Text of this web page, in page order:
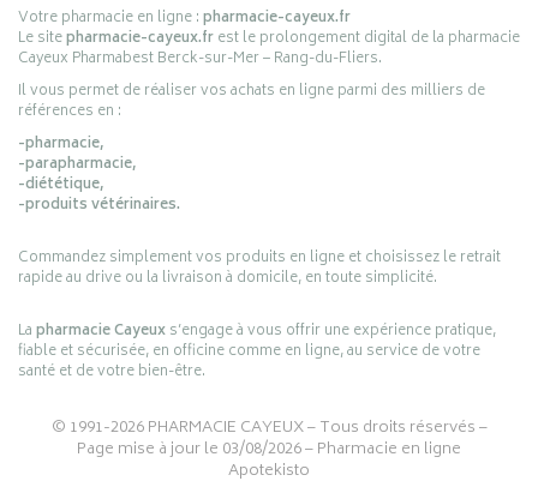
Votre pharmacie en ligne :pharmacie-cayeux.fr
Le sitepharmacie-cayeux.frest le prolongement digital de la pharmacie
Cayeux Pharmabest Berck-sur-Mer – Rang-du-Fliers.
Il vous permet de réaliser vos achats en ligne parmi des milliers de
références en :
-pharmacie,
-parapharmacie,
-diététique,
-produits vétérinaires.
Commandez simplement vos produits en ligne et choisissez le retrait
rapide au drive ou la livraison à domicile, en toute simplicité.
Lapharmacie Cayeuxs’engage à vous offrir une expérience pratique,
fiable et sécurisée, en officine comme en ligne, au service de votre
santé et de votre bien-être.
© 1991-2026PHARMACIE CAYEUX– Tous droits réservés –
Page mise à jour le 03/08/2026 –Pharmacie en ligne
Apotekisto